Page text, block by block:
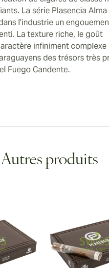
La série Plasencia Alma
l'industrie un
La texture riche, le goût
infiniment
des trésors très
Fuego Candente.
produits